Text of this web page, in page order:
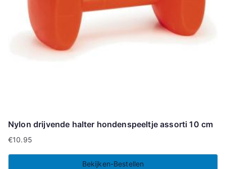
Nylon drijvende halter hondenspeeltje assorti 10 cm
€10.95
Bekijken-Bestellen